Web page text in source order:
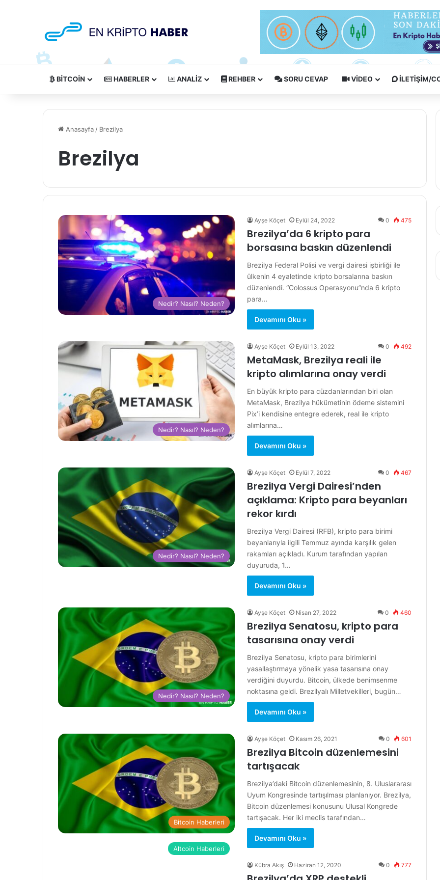
BITCOIN HABERLER ANALIZ REHBER SORU CEVAP VIDEO İLETIŞIM/
Anasayfa / Brezilya
Brezilya
Nedir? Nasıl? Neden?
Ayşe Köçet Eylül 24, 2022 0 475
Brezilya’da 6 kripto para
borsasına baskın düzenlendi
Brezilya Federal Polisi ve vergi dairesi işbirliği ile
ülkenin 4 eyaletinde kripto borsalarına baskın
düzenlendi. “Colossus Operasyonu”nda 6 kripto
para…
Devamını Oku »
Nedir? Nasıl? Neden?
Ayşe Köçet Eylül 13, 2022 0 492
MetaMask, Brezilya reali ile
kripto alımlarına onay verdi
En büyük kripto para cüzdanlarından biri olan
MetaMask, Brezilya hükümetinin ödeme sistemini
Pix’i kendisine entegre ederek, real ile kripto
alımlarına…
Devamını Oku »
Nedir? Nasıl? Neden?
Ayşe Köçet Eylül 7, 2022 0 467
Brezilya Vergi Dairesi’nden
açıklama: Kripto para beyanları
rekor kırdı
Brezilya Vergi Dairesi (RFB), kripto para birimi
beyanlarıyla ilgili Temmuz ayında karşılık gelen
rakamları açıkladı. Kurum tarafından yapılan
duyuruda, 1…
Devamını Oku »
Nedir? Nasıl? Neden?
Ayşe Köçet Nisan 27, 2022 0 460
Brezilya Senatosu, kripto para
tasarısına onay verdi
Brezilya Senatosu, kripto para birimlerini
yasallaştırmaya yönelik yasa tasarısına onay
verdiğini duyurdu. Bitcoin, ülkede benimsenme
noktasına geldi. Brezilyalı Milletvekilleri, bugün…
Devamını Oku »
Bitcoin Haberleri
Ayşe Köçet Kasım 26, 2021 0 601
Brezilya Bitcoin düzenlemesini
tartışacak
Brezilya’daki Bitcoin düzenlemesinin, 8. Uluslararası
Uyum Kongresinde tartışılması planlanıyor. Brezilya,
Bitcoin düzenlemesi konusunu Ulusal Kongrede
tartışacak. Her iki meclis tarafından…
Devamını Oku »
Altcoin Haberleri
Kübra Akış Haziran 12, 2020 0 777